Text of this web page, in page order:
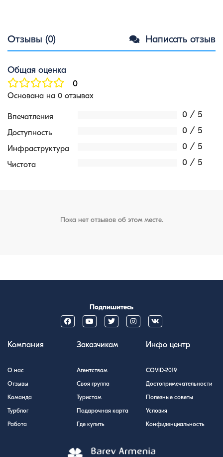
Отзывы (0) Написать отзыв
Общая оценка
0
Основана на 0 отзывах
Впечатления 0 / 5
Доступность 0 / 5
Инфраструктура 0 / 5
Чистота 0 / 5
Пока нет отзывов об этом месте.
Подпишитесь
Компания
О нас
Отзывы
Команда
Турблог
Работа
Заказчикам
Агентствам
Своя группа
Туристам
Подарочная карта
Где купить
Инфо центр
COVID-2019
Достопримечательности
Полезные советы
Условия
Конфиденциальность